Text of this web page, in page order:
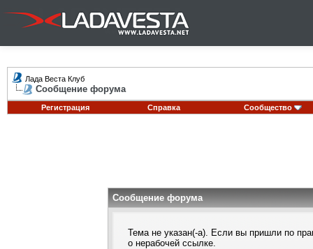
Лада Веста Клуб
Сообщение форума
Регистрация Справка Сообщество
Сообщение форума
Тема не указан(-а). Если вы пришли по
о нерабочей ссылке.